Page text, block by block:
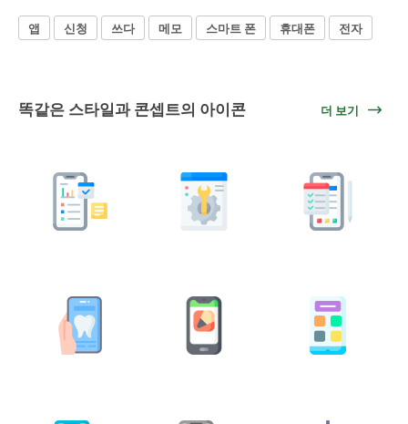
앱 신청 쓰다 메모 스마트 폰 휴대폰 전자
똑같은 스타일과 콘셉트의 아이콘 더 보기